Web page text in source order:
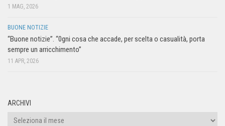
1 MAG, 2026
BUONE NOTIZIE
“Buone notizie”. “0gni cosa che accade, per scelta o casualità, porta
sempre un arricchimento”
11 APR, 2026
ARCHIVI